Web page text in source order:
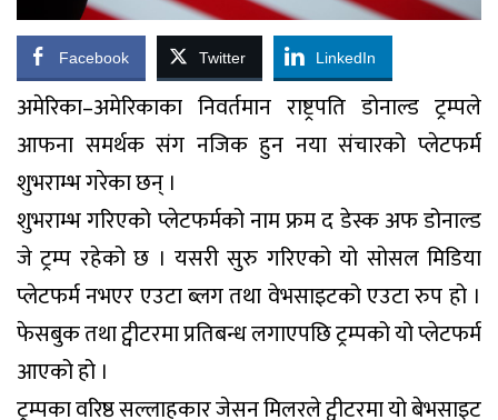
Facebook Twitter LinkedIn
अमेरिका–अमेरिकाका निवर्तमान राष्ट्रपति डोनाल्ड ट्रम्पले
आफना समर्थक संग नजिक हुन नया संचारको प्लेटफर्म
शुभराम्भ गरेका छन् ।
शुभराम्भ गरिएको प्लेटफर्मको नाम फ्रम द डेस्क अफ डोनाल्ड
जे ट्रम्प रहेको छ । यसरी सुरु गरिएको यो सोसल मिडिया
प्लेटफर्म नभएर एउटा ब्लग तथा वेभसाइटको एउटा रुप हो ।
फेसबुक तथा ट्वीटरमा प्रतिबन्ध लगाएपछि ट्रम्पको यो प्लेटफर्म
आएको हो ।
ट्रम्पका वरिष्ठ सल्लाहकार जेसन मिलरले ट्वीटरमा यो बेभसाइट